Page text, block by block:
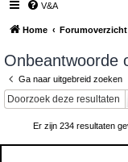
V&A
Home Forumoverzicht
Onbeantwoorde
Ga naar uitgebreid zoeken
Er zijn 234 resultaten